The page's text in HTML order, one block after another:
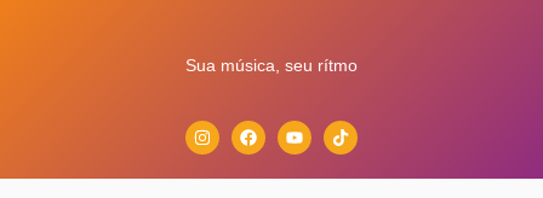
Sua música, seu rítmo